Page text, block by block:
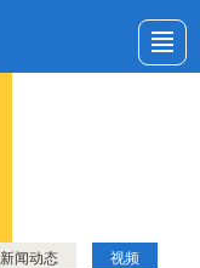
新闻动态
视频